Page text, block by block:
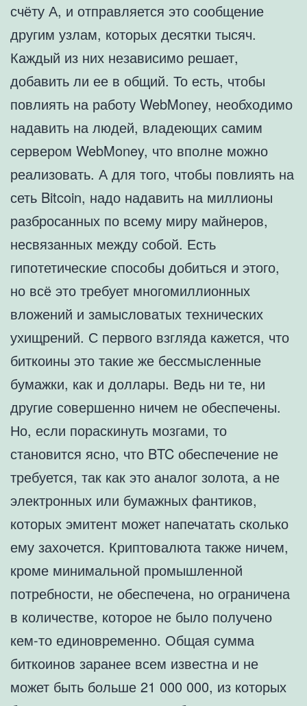
счёту А, и отправляется это сообщение
другим узлам, которых десятки тысяч.
Каждый из них независимо решает,
добавить ли ее в общий. То есть, чтобы
повлиять на работу WebMoney, необходимо
надавить на людей, владеющих самим
сервером WebMoney, что вполне можно
реализовать. А для того, чтобы повлиять на
сеть Bitcoin, надо надавить на миллионы
разбросанных по всему миру майнеров,
несвязанных между собой. Есть
гипотетические способы добиться и этого,
но всё это требует многомиллионных
вложений и замысловатых технических
ухищрений. С первого взгляда кажется, что
биткоины это такие же бессмысленные
бумажки, как и доллары. Ведь ни те, ни
другие совершенно ничем не обеспечены.
Но, если пораскинуть мозгами, то
становится ясно, что BTC обеспечение не
требуется, так как это аналог золота, а не
электронных или бумажных фантиков,
которых эмитент может напечатать сколько
ему захочется. Криптовалюта также ничем,
кроме минимальной промышленной
потребности, не обеспечена, но ограничена
в количестве, которое не было получено
кем-то единовременно. Общая сумма
биткоинов заранее всем известна и не
может быть больше 21 000 000, из которых